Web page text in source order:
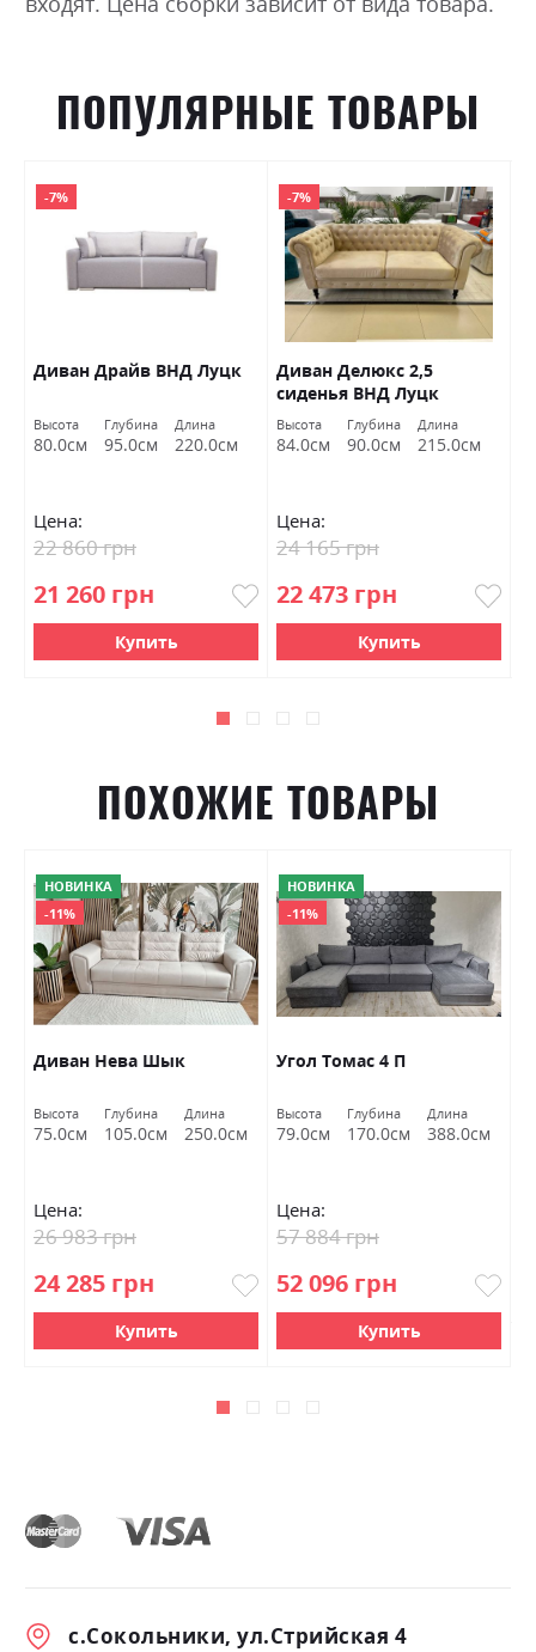
ПОПУЛЯРНЫЕ ТОВАРЫ
-7%
Диван Драйв ВНД Луцк
Высота
80.0см
Глубина
95.0см
Длина
220.0см
Цена:
21 260 грн
22 860 грн
Купить
-7%
Диван Делюкс 2,5
сиденья ВНД Луцк
Высота
84.0см
Глубина
90.0см
Длина
215.0см
Цена:
22 473 грн
24 165 грн
Купить
ПОХОЖИЕ ТОВАРЫ
НОВИНКА
-11%
Диван Нева Шык
Высота
75.0см
Глубина
105.0см
Длина
250.0см
Цена:
24 285 грн
26 983 грн
Купить
НОВИНКА
-11%
Угол Томас 4 П
Высота
79.0см
Глубина
170.0см
Длина
388.0см
Цена:
52 096 грн
57 884 грн
Купить
с.Сокольники, ул.Стрийская 4